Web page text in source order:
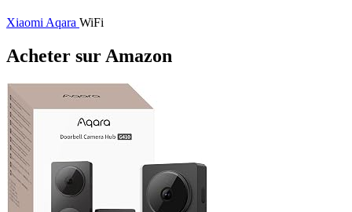
Xiaomi Aqara WiFi
Acheter sur Amazon